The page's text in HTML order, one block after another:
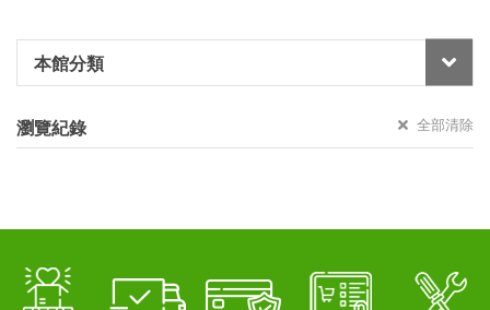
本館分類
瀏覽紀錄 全部清除